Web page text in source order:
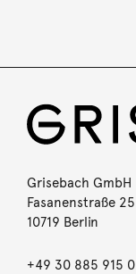
Grisebach GmbH
Fasanenstraße 25
10719 Berlin
+49 30 885 915 0